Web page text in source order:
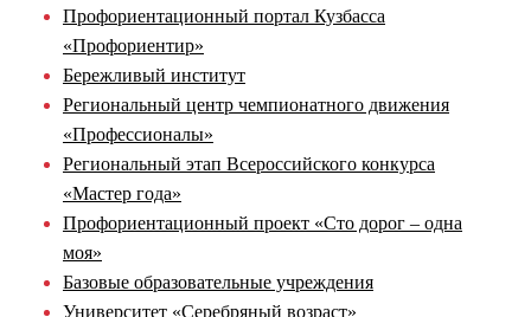
Профориентационный портал Кузбасса
«Профориентир»
Бережливый институт
Региональный центр чемпионатного движения
«Профессионалы»
Региональный этап Всероссийского конкурса
«Мастер года»
Профориентационный проект «Сто дорог – одна
моя»
Базовые образовательные учреждения
Университет «Серебряный возраст»